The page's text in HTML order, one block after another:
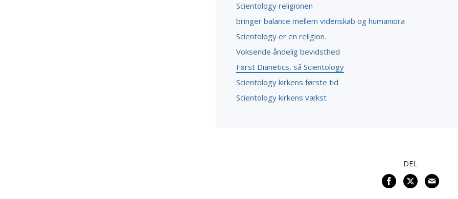
Scientology religionen
bringer balance mellem videnskab og humaniora
Scientology er en religion.
Voksende åndelig bevidsthed
Først Dianetics, så Scientology
Scientology kirkens første tid
Scientology kirkens vækst
DEL